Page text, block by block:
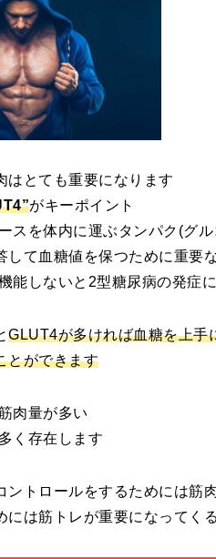
はとても重要になります
がキーポイント
スを体内に運ぶタンパク(グ
して血糖値を保つために重要
能しないと2型糖尿病の発症
GLUT4が多ければ血糖を上手
とができます
肉量が多い
く存在します
ントロールをするためには筋
には筋トレが重要になってく